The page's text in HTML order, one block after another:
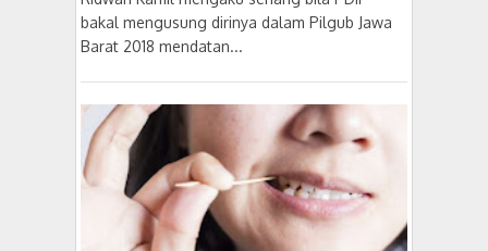
bakal mengusung dirinya dalam Pilgub Jawa
Barat 2018 mendatan...